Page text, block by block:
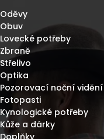
Oděvy
Obuv
Lovecké potřeby
Zbraně
Střelivo
Optika
Pozorovací noční vidění
Fotopasti
Kynologické potřeby
Kůže a dárky
Doplňky